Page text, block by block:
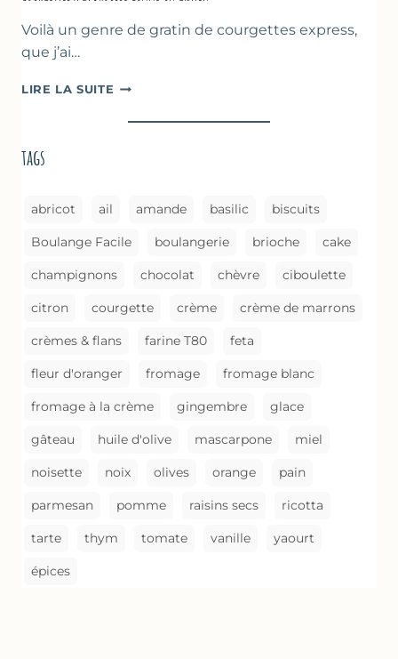
Voilà un genre de gratin de courgettes express,
que j’ai…
LIRE LA SUITE COURGETTES
LA
tags
abricot ail amande basilic biscuits
Boulange Facile boulangerie brioche cake
champignons chocolat chèvre ciboulette
citron courgette crème crème de marrons
crèmes & flans farine T80 feta
fleur d'oranger fromage fromage blanc
fromage à la crème gingembre glace
gâteau huile d'olive mascarpone miel
noisette noix olives orange pain
parmesan pomme raisins secs ricotta
tarte thym tomate vanille yaourt
épices